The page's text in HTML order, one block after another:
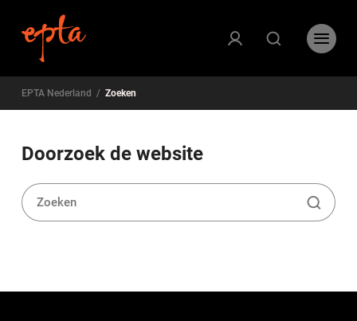
EPTA Nederland / Zoeken
Doorzoek de website